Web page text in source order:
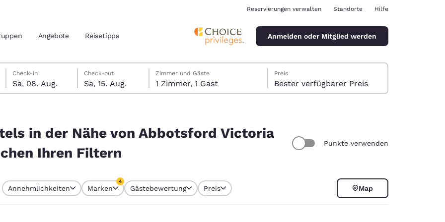
und Standort
Estados Unidos
Latin America Canada
Reservierungen verwalten Standorte Hilfe
Angebote Reisetipps Anmelden oder Mitglied werden
Samstag, 8. August
Check-in
Sa, 08. Aug.
Samstag, 15. August
Check-out
Sa, 15. Aug.
Samstag, 15. August Check-out-Datum ausgewählt
Samstag, 8. August Check-in-Datum ausgewählt
Zimmer und Gäste
1 Zimmer, 1 Gast
Preis
Bester verfügbarer Preis
in der Nähe von Abbotsford Victoria
Ihren Filtern
Punkte verwenden
ausgewählt
Annehmlichkeiten Marken
4
Gästebewertung Preis Map